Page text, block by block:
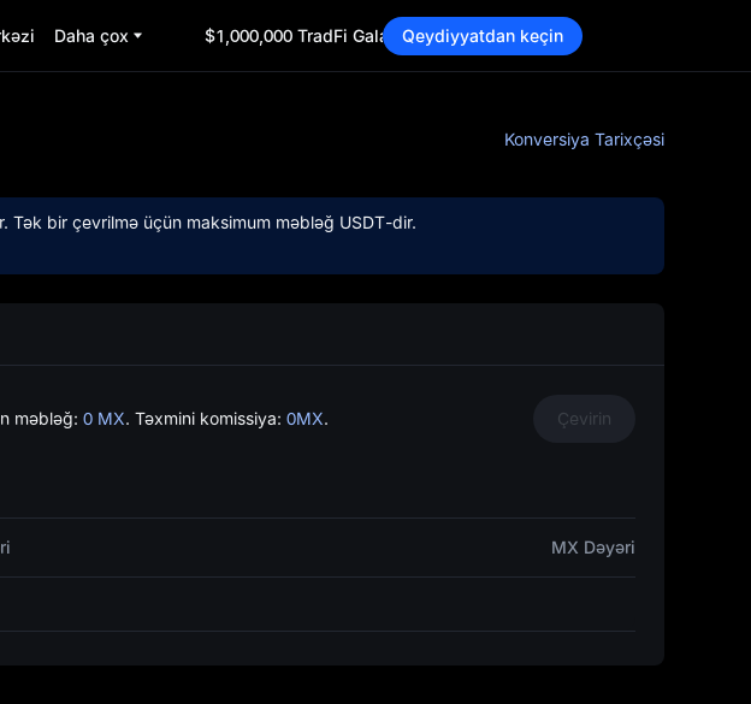
Daha çox $1,000,000 TradFi Gala Qeydiyyatdan keçin
hər
dəfə
Konversiya Tarixçəsi
Tək bir çevrilmə üçün maksimum məbləğ USDT-dir.
məbləğ: 0 MX. Təxmini komissiya: 0MX. Çevirin
MX Dəyəri